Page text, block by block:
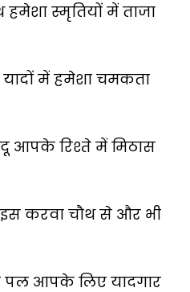
स्मृतियों में ताजा
यादों में हमेशा चमकता
आपके रिश्ते में मिठास
करवा चौथ से और भी
पल आपके लिए यादगार